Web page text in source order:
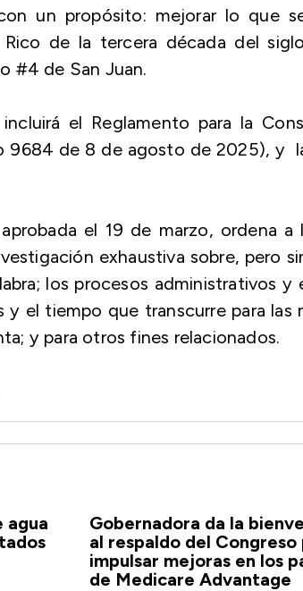
un propósito: mejorar lo que
de la tercera década del
#4 de San Juan.
el Reglamento para la
9684 de 8 de agosto de 2025), y
el 19 de marzo, ordena
exhaustiva sobre, pero
los procesos administrativos
y el tiempo que transcurre para
y para otros fines relacionados.
agua
Gobernadora da la
al respaldo del Congreso
impulsar mejoras en los
de Medicare Advantage